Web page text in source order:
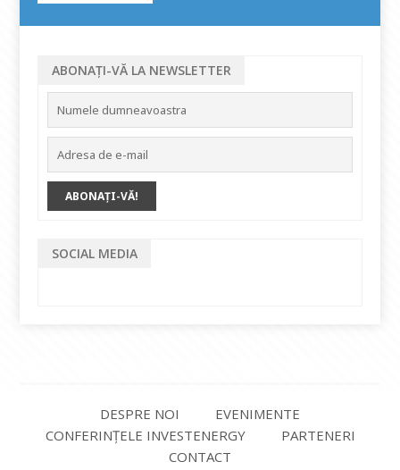
ABONAȚI-VĂ LA NEWSLETTER
SOCIAL MEDIA
DESPRE NOI
EVENIMENTE
CONFERINȚELE INVESTENERGY
PARTENERI
CONTACT